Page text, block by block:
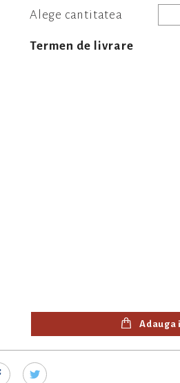
Alege cantitatea
Termen de livrare
Adauga